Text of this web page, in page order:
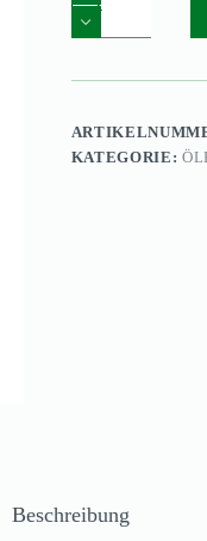
KATEGORIE:
Beschreibung